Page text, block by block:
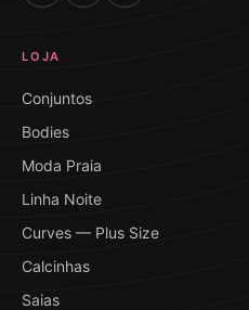
LOJA
Conjuntos
Bodies
Moda Praia
Linha Noite
Curves — Plus Size
Calcinhas
Saias